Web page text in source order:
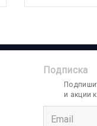
Подписка
и акции